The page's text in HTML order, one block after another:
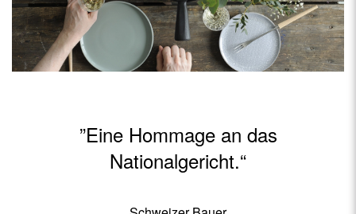
”Eine Hommage an das
Nationalgericht.“